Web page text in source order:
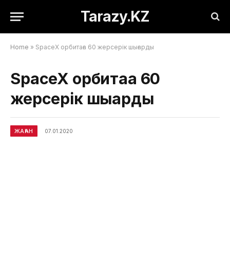
Tarazy.KZ
Home » SpaceX орбитаға 60 жерсерік шығарды
SpaceX орбитаға 60
жерсерік шығарды
ЖАҺАН 07.01.2020